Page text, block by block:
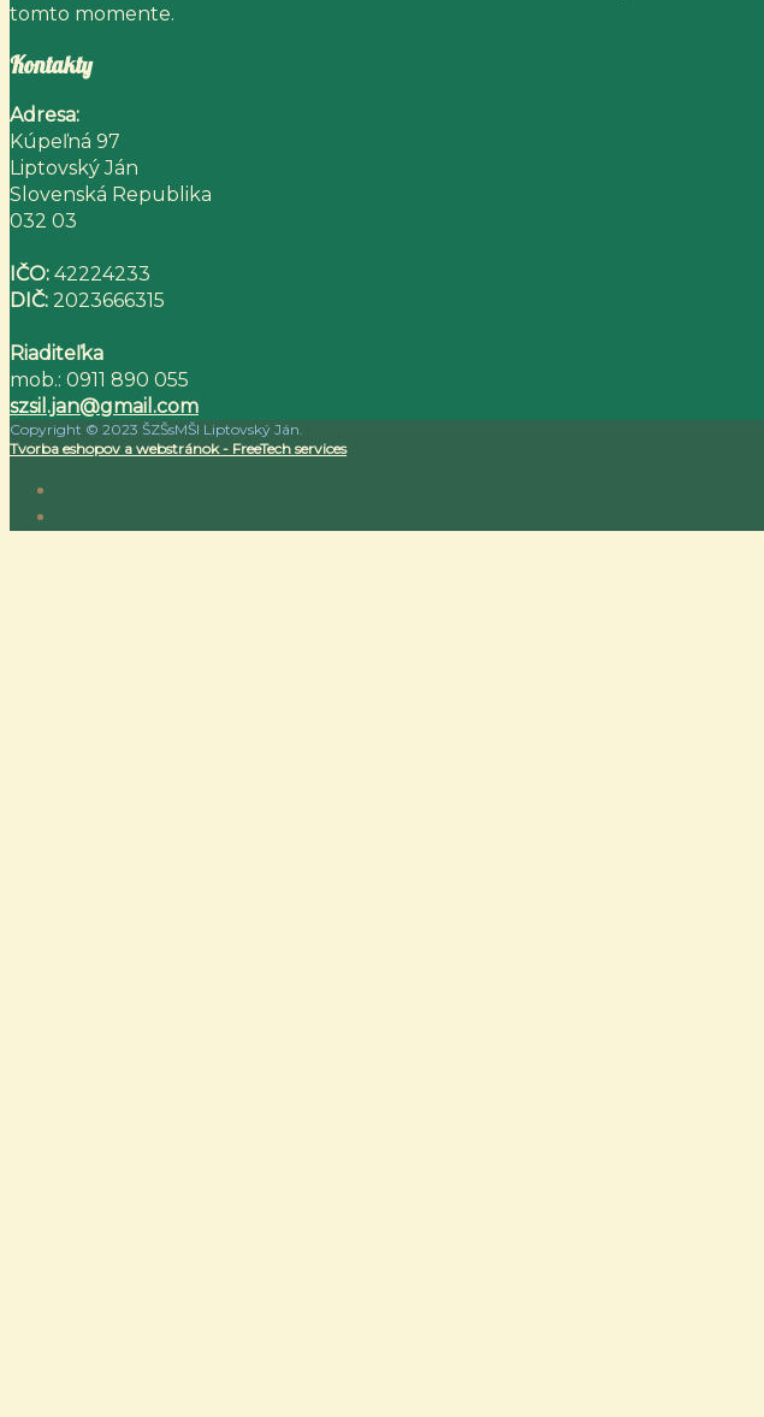
tomto momente.
Kontakty
Adresa:
Kúpeľná 97
Liptovský Ján
Slovenská Republika
032 03
IČO: 42224233
DIČ: 2023666315
Riaditeľka
mob.: 0911 890 055
szsil.jan@gmail.com
Copyright © 2023 ŠZŠsMŠI Liptovský Ján.
Tvorba eshopov a webstránok - FreeTech services